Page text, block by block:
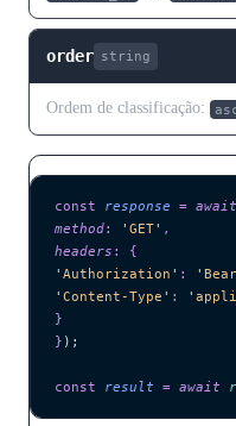
order string
Ordem de classificação:
const response = await
method: ' GET' ,
headers :
{
' Authorization ' : '
' Content-Type ' : '
}
} );
const result = await